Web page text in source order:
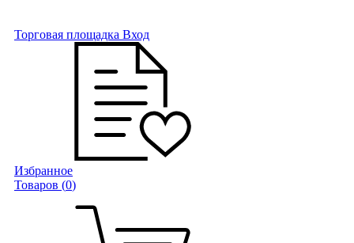
Торговая площадка Вход
Избранное
Товаров (0)